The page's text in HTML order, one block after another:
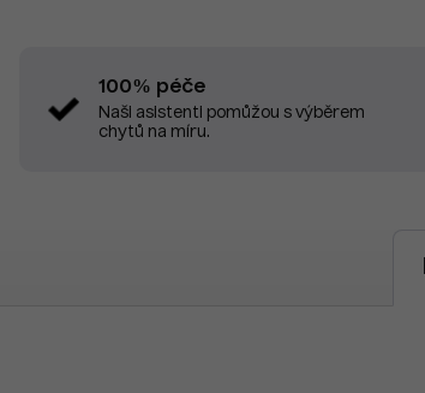
100% péče
Naši asistenti pomůžou s výběrem
chytů na míru.